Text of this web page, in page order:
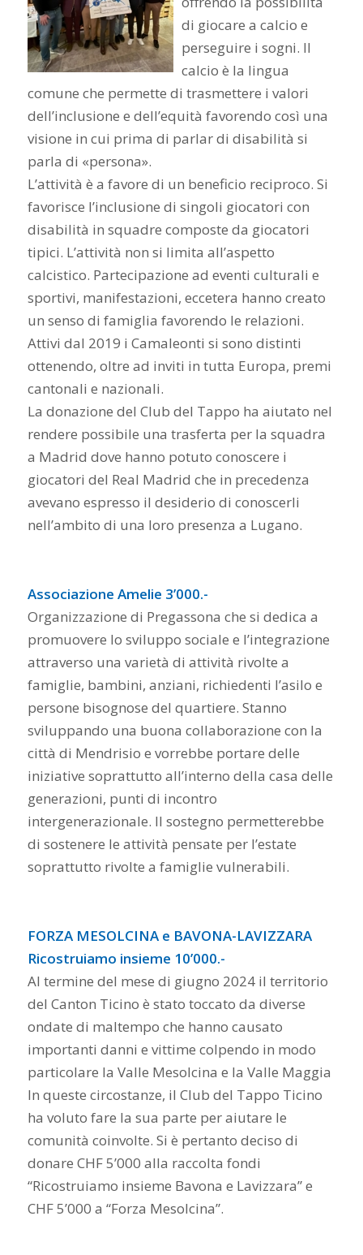
di giocare a calcio e
perseguire i sogni. Il
calcio è la lingua
comune che permette di trasmettere i valori
dell’inclusione e dell’equità favorendo così una
visione in cui prima di parlar di disabilità si
parla di «persona».
L’attività è a favore di un beneficio reciproco. Si
favorisce l’inclusione di singoli giocatori con
disabilità in squadre composte da giocatori
tipici. L’attività non si limita all’aspetto
calcistico. Partecipazione ad eventi culturali e
sportivi, manifestazioni, eccetera hanno creato
un senso di famiglia favorendo le relazioni.
Attivi dal 2019 i Camaleonti si sono distinti
ottenendo, oltre ad inviti in tutta Europa, premi
cantonali e nazionali.
La donazione del Club del Tappo ha aiutato nel
rendere possibile una trasferta per la squadra
a Madrid dove hanno potuto conoscere i
giocatori del Real Madrid che in precedenza
avevano espresso il desiderio di conoscerli
nell’ambito di una loro presenza a Lugano.
Associazione Amelie 3’000.-
Organizzazione di Pregassona che si dedica a
promuovere lo sviluppo sociale e l’integrazione
attraverso una varietà di attività rivolte a
famiglie, bambini, anziani, richiedenti l’asilo e
persone bisognose del quartiere. Stanno
sviluppando una buona collaborazione con la
città di Mendrisio e vorrebbe portare delle
iniziative soprattutto all’interno della casa delle
generazioni, punti di incontro
intergenerazionale. Il sostegno permetterebbe
di sostenere le attività pensate per l’estate
soprattutto rivolte a famiglie vulnerabili.
FORZA MESOLCINA e BAVONA-LAVIZZARA
Ricostruiamo insieme 10’000.-
Al termine del mese di giugno 2024 il territorio
del Canton Ticino è stato toccato da diverse
ondate di maltempo che hanno causato
importanti danni e vittime colpendo in modo
particolare la Valle Mesolcina e la Valle Maggia
In queste circostanze, il Club del Tappo Ticino
ha voluto fare la sua parte per aiutare le
comunità coinvolte. Si è pertanto deciso di
donare CHF 5’000 alla raccolta fondi
“Ricostruiamo insieme Bavona e Lavizzara” e
CHF 5’000 a “Forza Mesolcina”.